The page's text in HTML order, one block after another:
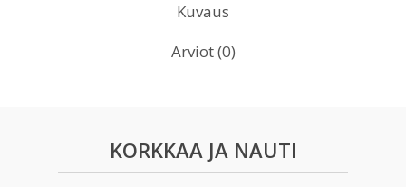
Kuvaus
Arviot (0)
KORKKAA JA NAUTI